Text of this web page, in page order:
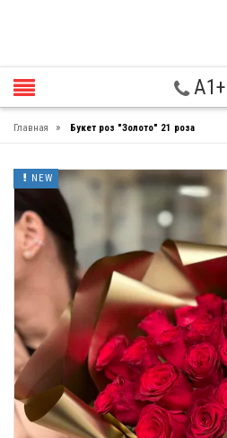
Главная » Букет роз "Золото" 21 роза
NEW